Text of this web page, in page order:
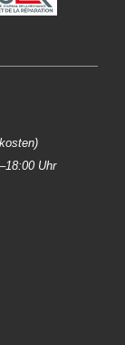
um die
Rückständen ist.
zu schützen.
des Herstellers des
können.
Uhr